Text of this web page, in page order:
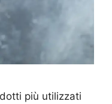
più utilizzati